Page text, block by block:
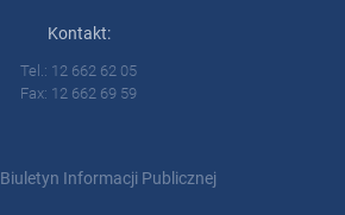
Kontakt:
Tel.: 12 662 62 05
Fax: 12 662 69 59
Biuletyn Informacji Publicznej